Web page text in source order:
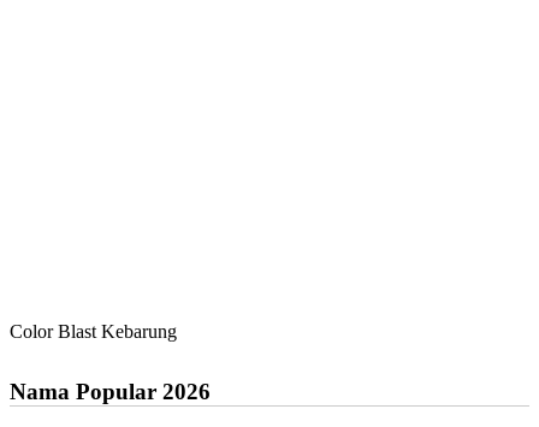
Color Blast Kebarung
Nama Popular 2026